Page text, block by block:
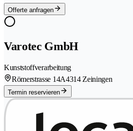
Offerte anfragen
Varotec GmbH
Kunststoffverarbeitung
Römerstrasse 14A4314 Zeiningen
Termin reservieren